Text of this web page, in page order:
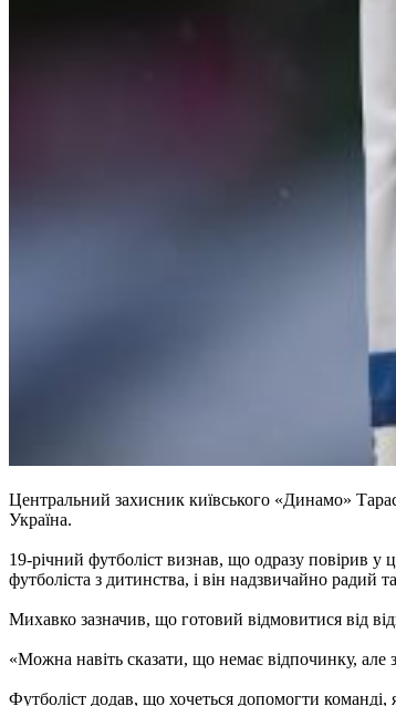
Центральний захисник київського «Динамо»
Україна.
19-річний футболіст визнав, що одразу повірив
футболіста з дитинства, і він надзвичайно радий
Михавко зазначив, що готовий відмовитися від
«Можна навіть сказати, що немає відпочинку, але
Футболіст додав, що хочеться допомогти команді,